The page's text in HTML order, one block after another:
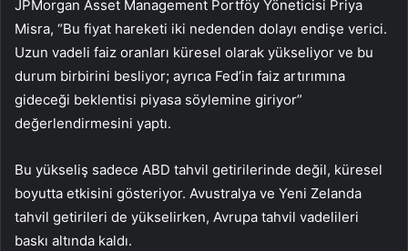
JPMorgan Asset Management Portföy Yöneticisi Priya
Misra, “Bu fiyat hareketi iki nedenden dolayı endişe verici.
Uzun vadeli faiz oranları küresel olarak yükseliyor ve bu
durum birbirini besliyor; ayrıca Fed’in faiz artırımına
gideceği beklentisi piyasa söylemine giriyor”
değerlendirmesini yaptı.
Bu yükseliş sadece ABD tahvil getirilerinde değil, küresel
boyutta etkisini gösteriyor. Avustralya ve Yeni Zelanda
tahvil getirileri de yükselirken, Avrupa tahvil vadelileri
baskı altında kaldı.